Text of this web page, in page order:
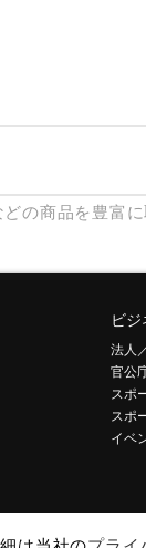
どの商品を豊富
ビジ
法人
官公
スポ
スポ
イベ